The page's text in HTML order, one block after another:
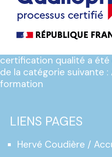
certification qualité a
de la catégorie suivante
formation
LIENS PAGES
Hervé Coudière /